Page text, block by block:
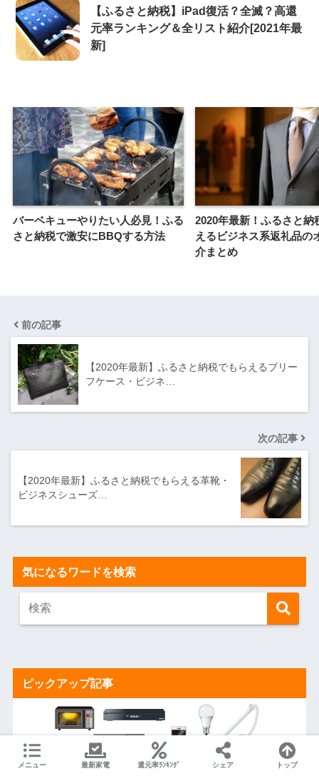
【ふるさと納税】iPad復活？全滅？高還
元率ランキング＆全リスト紹介[2021年最
新]
バーベキューやりたい人必見！ふる
さと納税で激安にBBQする方法
2020年最新！ふるさと納
えるビジネス系返礼品の
介まとめ
前の記事
【2020年最新】ふるさと納税でもらえるブリー
フケース・ビジネ…
次の記事
【2020年最新】ふるさと納税でもらえる革靴・
ビジネスシューズ…
気になるワードを検索
ピックアップ記事
メニュー 最新家電 還元率ﾗﾝｷﾝｸﾞ シェア トップ